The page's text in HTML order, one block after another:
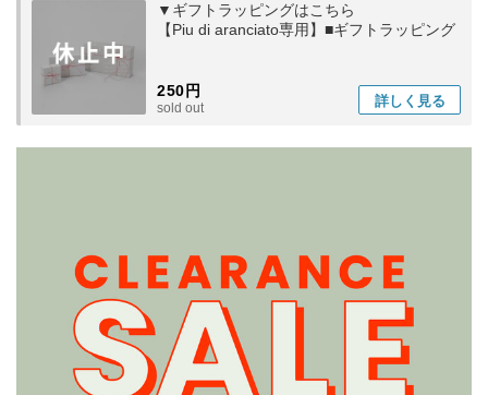
▼ギフトラッピングはこちら
【Piu di aranciato専用】■ギフトラッピング
250円
sold out 詳しく 見る